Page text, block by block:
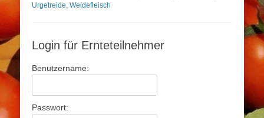
Urgetreide, Weidefleisch
Login für Ernteteilnehmer
Benutzername:
Passwort: